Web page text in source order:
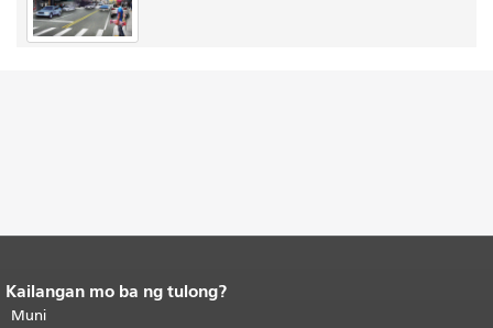
Katapusan ng nilalaman ng
pahina.
Kailangan mo ba ng tulong?
Muni